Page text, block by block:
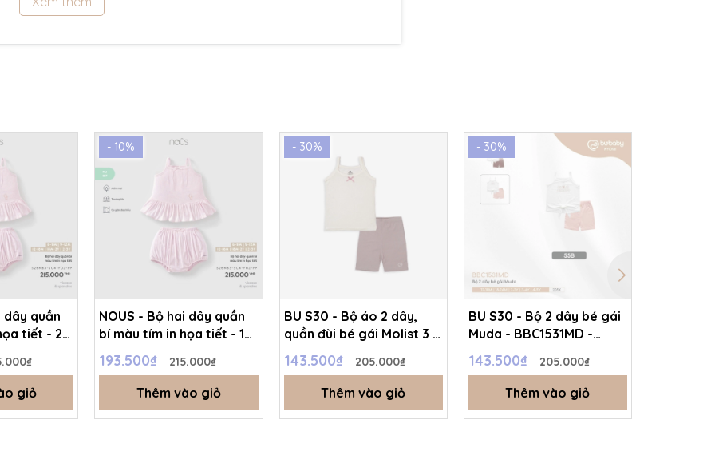
dây quần
tiết - 2-
giỏ
- 10%
NOUS - Bộ hai dây quần
bí màu tím in họa tiết - 12-
193.500₫ 215.000₫
Thêm vào giỏ
- 30%
BU S30 - Bộ áo 2 dây,
quần đùi bé gái Molist 3 -
sữa - 3-4Y - SS25.BP
143.500₫ 205.000₫
Thêm vào giỏ
- 30%
BU S30 - Bộ 2 dây bé gái
Muda - BBC1531MD -
SS24.T4B
143.500₫ 205.000₫
Thêm vào giỏ